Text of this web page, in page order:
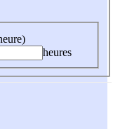
heures